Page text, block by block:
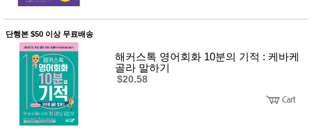
단행본 $50 이상 무료배송
해커스톡 영어회화 10분의 기적 : 케바케
골라 말하기
$20.58